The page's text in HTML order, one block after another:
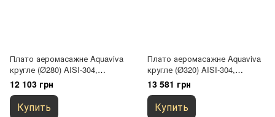
Плато аеромасажне Aquaviva
кругле (Ø280) AISI-304,
універсальний 2"
12 103 грн
Купить
Плато аеромасажне Aquaviva
кругле (Ø320) AISI-304,
універсальний 2"
13 581 грн
Купить